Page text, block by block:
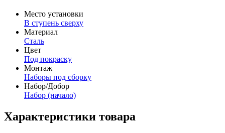
Место установки
В ступень сверху
Материал
Сталь
Цвет
Под покраску
Монтаж
Наборы под сборку
Набор/Добор
Набор (начало)
Характеристики товара